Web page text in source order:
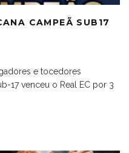
CAMPEÃ SUB17
e tocedores
17 venceu o Real EC por 3